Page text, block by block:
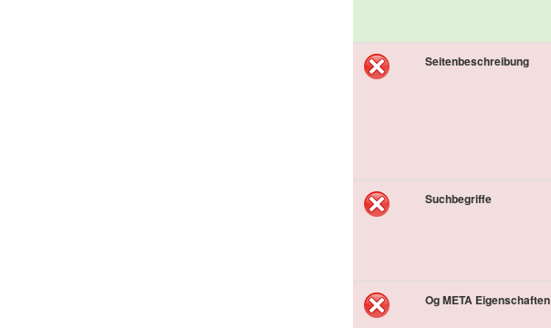
Seitenbeschreibung
Suchbegriffe
Og META Eigenschaften